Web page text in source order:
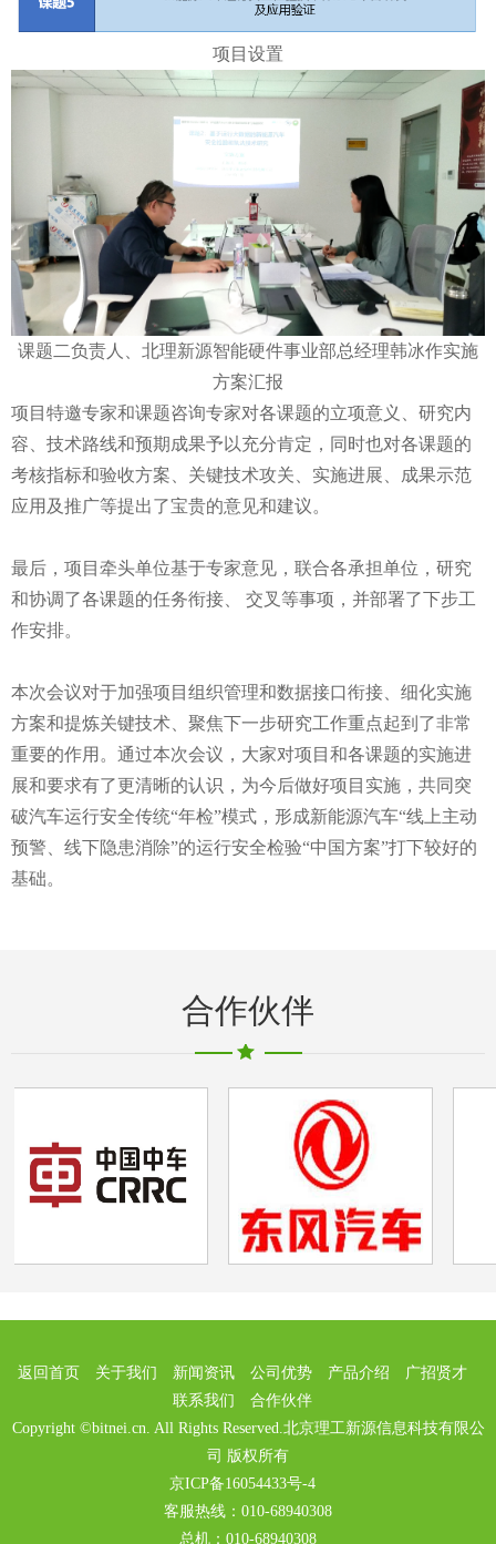
项目设置
课题二负责人、北理新源智能硬件事业部总经理韩冰作实施
方案汇报
项目特邀专家和课题咨询专家对各课题的立项意义、研究内
容、技术路线和预期成果予以充分肯定，同时也对各课题的
考核指标和验收方案、关键技术攻关、实施进展、成果示范
应用及推广等提出了宝贵的意见和建议。
最后，项目牵头单位基于专家意见，联合各承担单位，研究
和协调了各课题的任务衔接、 交叉等事项，并部署了下步工
作安排。
本次会议对于加强项目组织管理和数据接口衔接、细化实施
方案和提炼关键技术、聚焦下一步研究工作重点起到了非常
重要的作用。通过本次会议，大家对项目和各课题的实施进
展和要求有了更清晰的认识，为今后做好项目实施，共同突
破汽车运行安全传统“年检”模式，形成新能源汽车“线上主动
预警、线下隐患消除”的运行安全检验“中国方案”打下较好的
基础。
合作伙伴
返回首页 关于我们 新闻资讯 公司优势 产品介绍
广招贤才
联系我们
合作伙伴
Copyright ©bitnei.cn. All Rights Reserved.北京理工新源信息科技有限公
司 版权所有
京ICP备16054433号-4
客服热线：010-68940308
总机：010-68940308